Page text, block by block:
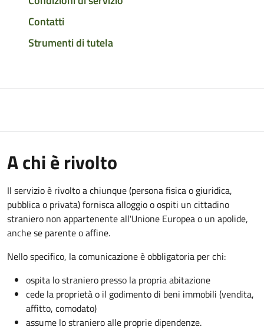
Contatti
Strumenti di tutela
A chi è rivolto
Il servizio è rivolto a chiunque (persona fisica o giuridica,
pubblica o privata) fornisca alloggio o ospiti un cittadino
straniero non appartenente all'Unione Europea o un apolide,
anche se parente o affine.
Nello specifico, la comunicazione è obbligatoria per chi:
ospita lo straniero presso la propria abitazione
cede la proprietà o il godimento di beni immobili (vendita,
affitto, comodato)
assume lo straniero alle proprie dipendenze.